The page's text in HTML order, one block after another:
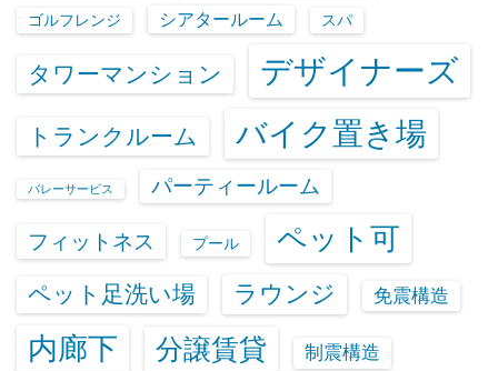
ゴルフレンジ シアタールーム スパ
タワーマンション デザイナーズ
トランクルーム バイク置き場
バレーサービス パーティールーム
フィットネス プール ペット可
ペット足洗い場 ラウンジ 免震構造
内廊下 分譲賃貸 制震構造